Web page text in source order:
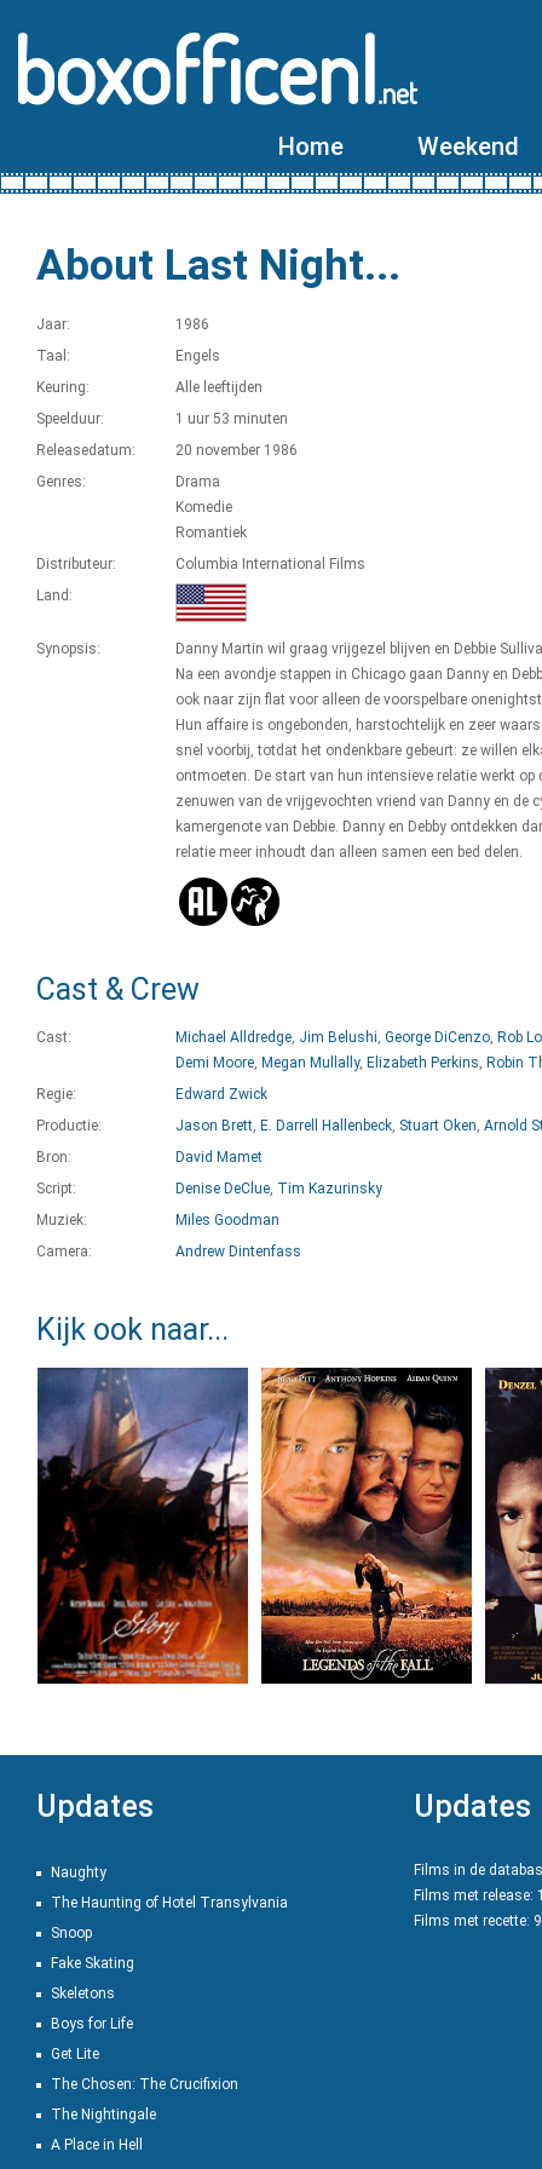
boxofficenl.net
Home Weekend
About Last Night...
Jaar:
1986
Taal:
Engels
Keuring:
Alle leeftijden
Speelduur:
1 uur 53 minuten
Releasedatum:
20 november 1986
Genres:
Drama
Komedie
Romantiek
Distributeur:
Columbia International Films
Land:
Synopsis:
Danny Martin wil graag vrijgezel blijven en Debbie
Na een avondje stappen in Chicago gaan Danny en
ook naar zijn flat voor alleen de voorspelbare
Hun affaire is ongebonden, harstochtelijk en zeer
snel voorbij, totdat het ondenkbare gebeurt: ze willen
ontmoeten. De start van hun intensieve relatie werkt op
zenuwen van de vrijgevochten vriend van Danny en de
kamergenote van Debbie. Danny en Debby ontdekken
relatie meer inhoudt dan alleen samen een bed delen.
Cast & Crew
Cast: Michael Alldredge, Jim Belushi, George DiCenzo, Rob
Demi Moore, Megan Mullally, Elizabeth Perkins, Robin
Regie:
Edward Zwick
Productie:
Jason Brett, E. Darrell Hallenbeck, Stuart Oken, Arnold
Bron:
David Mamet
Script:
Denise DeClue, Tim Kazurinsky
Muziek:
Miles Goodman
Camera:
Andrew Dintenfass
Kijk ook naar...
Updates
Naughty
The Haunting of Hotel Transylvania
Snoop
Fake Skating
Skeletons
Boys for Life
Get Lite
The Chosen: The Crucifixion
The Nightingale
A Place in Hell
Updates
Films in de
Films met release:
Films met recette: